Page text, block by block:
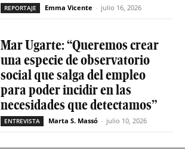
REPORTAJE Emma Vicente - julio 16, 2026
Mar Ugarte: “Queremos crear
una especie de observatorio
social que salga del empleo
para poder incidir en las
necesidades que detectamos”
ENTREVISTA Marta S. Massó - julio 10, 2026